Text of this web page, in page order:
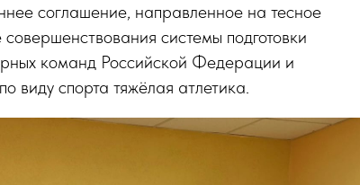
соглашение, направленное на тесное
системы подготовки
команд Российской Федерации и
виду спорта тяжёлая атлетика.